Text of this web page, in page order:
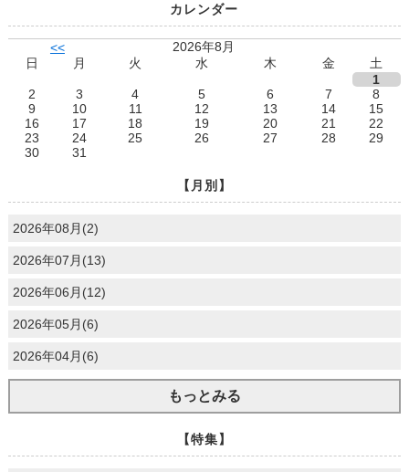
カレンダー
<<
2026年8月
日
月 火 水 木 金
土
1
2
3 4 5 6 7
8
9
10 11 12 13 14
15
16
17 18 19 20 21
22
23
24 25 26 27 28
29
30
31
【月別】
2026年08月(2)
2026年07月(13)
2026年06月(12)
2026年05月(6)
2026年04月(6)
もっとみる
【特集】